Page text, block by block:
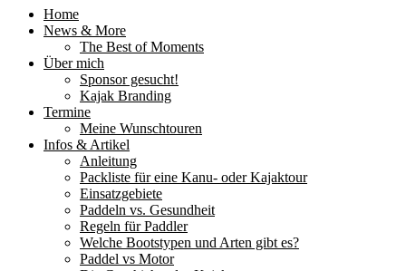
Home
News & More
The Best of Moments
Über mich
Sponsor gesucht!
Kajak Branding
Termine
Meine Wunschtouren
Infos & Artikel
Anleitung
Packliste für eine Kanu- oder Kajaktour
Einsatzgebiete
Paddeln vs. Gesundheit
Regeln für Paddler
Welche Bootstypen und Arten gibt es?
Paddel vs Motor